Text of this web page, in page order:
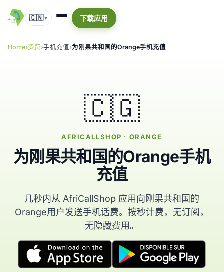
🇨🇳▾ 下载应用
Home 资费 手机充值 为刚果共和国的Orange手机充值
🇨🇬
AFRICALLSHOP · ORANGE
为刚果共和国的Orange手机
充值
几秒内从 AfriCallShop 应用向刚果共和国的
Orange用户发送手机话费。按秒计费，无订阅，
无隐藏费用。